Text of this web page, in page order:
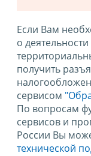
Если Вам
о
получить
сервисом
По вопросам
сервисов и
России Вы
технической